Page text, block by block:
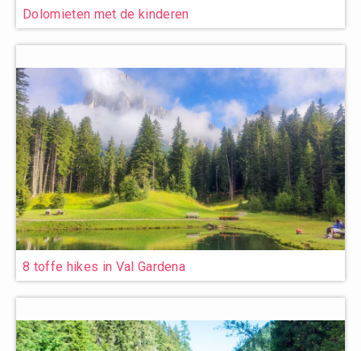
Dolomieten met de kinderen
8 toffe hikes in Val Gardena